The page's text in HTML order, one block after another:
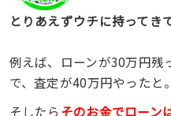
とりあえずウチに持ってき
例えば、ローンが30万円残
で、査定が40万円やったと。
そしたら そのお金でローン